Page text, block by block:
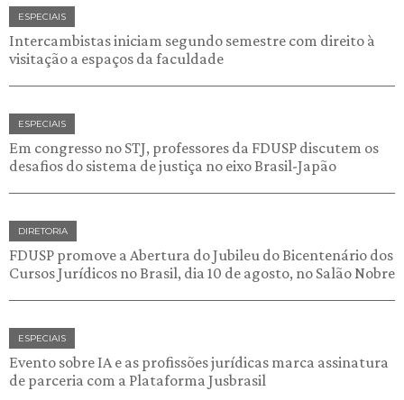
ESPECIAIS
Intercambistas iniciam segundo semestre com direito à
visitação a espaços da faculdade
ESPECIAIS
Em congresso no STJ, professores da FDUSP discutem os
desafios do sistema de justiça no eixo Brasil-Japão
DIRETORIA
FDUSP promove a Abertura do Jubileu do Bicentenário dos
Cursos Jurídicos no Brasil, dia 10 de agosto, no Salão Nobre
ESPECIAIS
Evento sobre IA e as profissões jurídicas marca assinatura
de parceria com a Plataforma Jusbrasil